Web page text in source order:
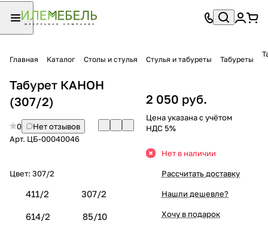
Главная Каталог Столы и стулья Стулья и табуреты Табуреты
Табурет КАНОН
(307/2)
0
Нет отзывов
Арт. ЦБ-00040046
Цвет: 307/2
411/2 307/2
614/2 85/10
2 050 руб.
Цена указана с учётом
НДС 5%
Нет в наличии
Рассчитать доставку
Нашли дешевле?
Хочу в подарок